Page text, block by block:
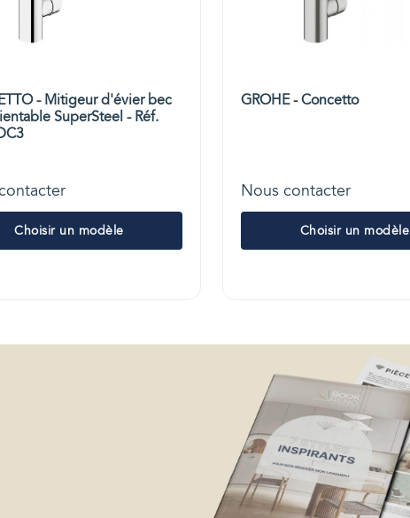
- Mitigeur d'évier bec
SuperSteel - Réf.
Choisir un modèle
GROHE - Concetto
Nous contacter
Choisir un modèle